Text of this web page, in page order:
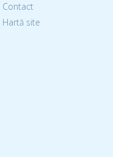
Contact
Hartă site